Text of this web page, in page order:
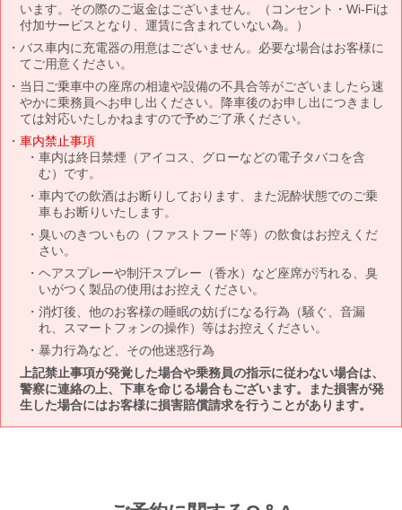
います。その際のご返金はございません。（コンセント・Wi-Fiは
付加サービスとなり、運賃に含まれていない為。）
バス車内に充電器の用意はございません。必要な場合はお客様に
てご用意ください。
当日ご乗車中の座席の相違や設備の不具合等がございましたら速
やかに乗務員へお申し出ください。降車後のお申し出につきまし
ては対応いたしかねますので予めご了承ください。
車内禁止事項
車内は終日禁煙（アイコス、グローなどの電子タバコを含
む）です。
車内での飲酒はお断りしております、また泥酔状態でのご乗
車もお断りいたします。
臭いのきついもの（ファストフード等）の飲食はお控えくだ
さい。
ヘアスプレーや制汗スプレー（香水）など座席が汚れる、臭
いがつく製品の使用はお控えください。
消灯後、他のお客様の睡眠の妨げになる行為（騒ぐ、音漏
れ、スマートフォンの操作）等はお控えください。
暴力行為など、その他迷惑行為
上記禁止事項が発覚した場合や乗務員の指示に従わない場合は、
警察に連絡の上、下車を命じる場合もございます。また損害が発
生した場合にはお客様に損害賠償請求を行うことがあります。